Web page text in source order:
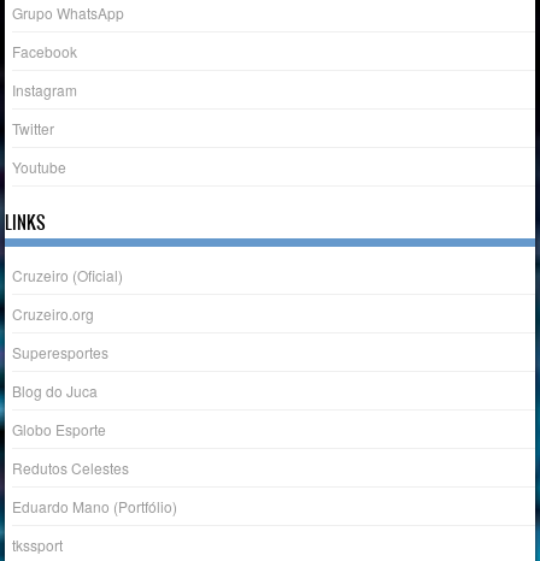
Grupo WhatsApp
Facebook
Instagram
Twitter
Youtube
LINKS
Cruzeiro (Oficial)
Cruzeiro.org
Superesportes
Blog do Juca
Globo Esporte
Redutos Celestes
Eduardo Mano (Portfólio)
tkssport